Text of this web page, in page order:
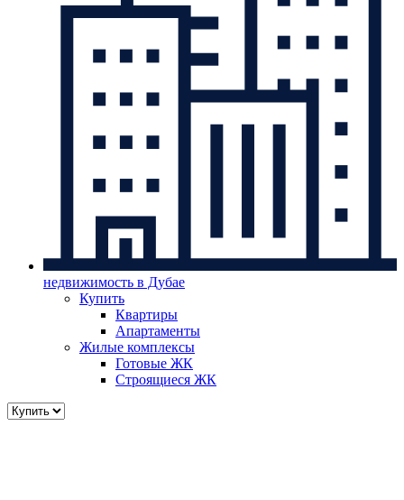
недвижимость в Дубае
Купить
Квартиры
Апартаменты
Жилые комплексы
Готовые ЖК
Строящиеся ЖК